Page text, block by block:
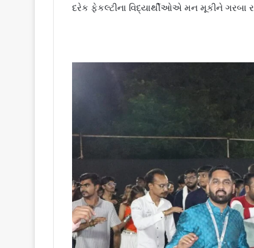
દરેક ફેકલ્ટીના વિદ્યાર્થીઓએ મન મૂકીને ગરબા